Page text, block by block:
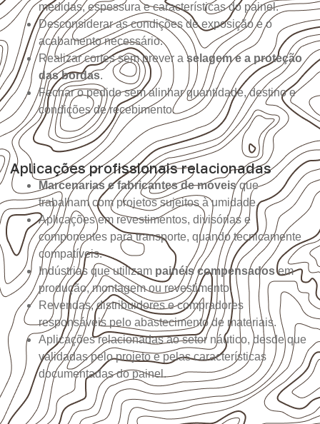
medidas, espessura e características do painel.
Desconsiderar as condições de exposição e o
acabamento necessário.
Realizar cortes sem prever a selagem e a proteção
das bordas.
Fechar o pedido sem alinhar quantidade, destino e
condições de recebimento.
Aplicações profissionais relacionadas
Marcenarias e fabricantes de móveisque
trabalham com projetos sujeitos à umidade.
Aplicações em revestimentos, divisórias e
componentes para transporte, quando tecnicamente
compatíveis.
Indústrias que utilizam painéis compensadosem
produção, montagem ou revestimento.
Revendas, distribuidores e compradores
responsáveis pelo abastecimento de materiais.
Aplicações relacionadas ao setor náutico, desde que
validadas pelo projeto e pelas características
documentadas do painel.